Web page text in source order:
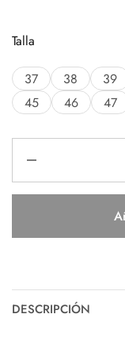
Talla
37 38 39
45
46 47
DESCRIPCIÓN